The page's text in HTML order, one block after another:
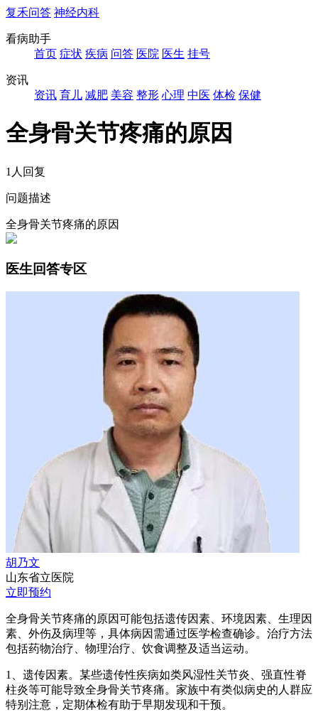
复禾问答 神经内科
看病助手
首页 症状 疾病 问答 医院 医生 挂号
资讯
资讯 育儿 减肥 美容 整形 心理 中医 体检 保健
全身骨关节疼痛的原因
1人回复
问题描述
全身骨关节疼痛的原因
医生回答专区
胡乃文
山东省立医院
立即预约
全身骨关节疼痛的原因可能包括遗传因素、环境因素、生理因
素、外伤及病理等，具体病因需通过医学检查确诊。治疗方法
包括药物治疗、物理治疗、饮食调整及适当运动。
1、遗传因素。某些遗传性疾病如类风湿性关节炎、强直性脊
柱炎等可能导致全身骨关节疼痛。家族中有类似病史的人群应
特别注意，定期体检有助于早期发现和干预。